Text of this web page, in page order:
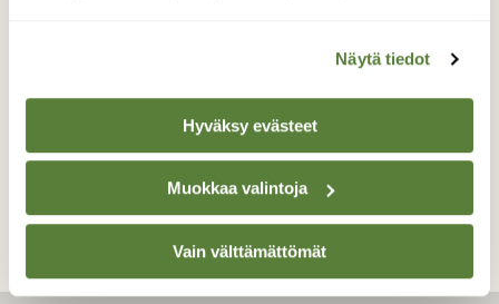
Näytä tiedot
Hyväksy evästeet
Muokkaa valintoja
Vain välttämättömät
TAKAISIN LISTAAN